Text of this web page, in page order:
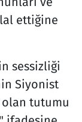
ettiğine
sessizliği
Siyonist
olan tutumu